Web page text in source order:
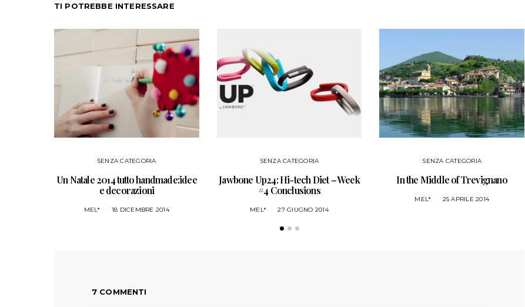
TI POTREBBE INTERESSARE
SENZA CATEGORIA
Un Natale 2014 tutto handmade:idee
e decorazioni
MEL* 18 DICEMBRE 2014
SENZA CATEGORIA
Jawbone Up24: Hi-tech Diet – Week
#4 Conclusions
MEL* 27 GIUGNO 2014
SENZA CATEGORIA
In the Middle of Trevignano
MEL* 25 APRILE 2014
7 COMMENTI